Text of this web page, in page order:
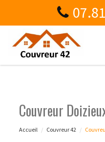
Couvreur
Accueil Couvreur 42